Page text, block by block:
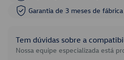
Garantia de 3 meses de fábrica
Tem dúvidas sobre a
Nossa equipe especializada está